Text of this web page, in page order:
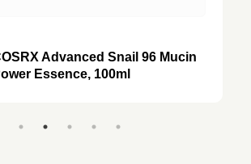
Advanced Snail 96 Mucin
Essence, 100ml